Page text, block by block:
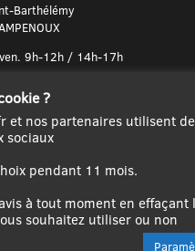
Barthélémy
9h-12h / 14h-17h
74 37
?
et nos partenaires utilisent
sociaux
pendant 11 mois.
à tout moment en
souhaitez utiliser ou non